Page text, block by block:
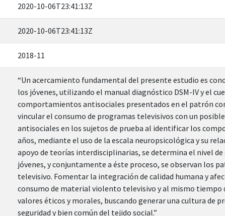
2020-10-06T23:41:13Z
2020-10-06T23:41:13Z
2018-11
“Un acercamiento fundamental del presente estudio es
los jóvenes, utilizando el manual diagnóstico DSM-IV y el
comportamientos antisociales presentados en el patrón
vincular el consumo de programas televisivos con un
antisociales en los sujetos de prueba al identificar los
años, mediante el uso de la escala neuropsicológica y su
apoyo de teorías interdisciplinarias, se determina el nivel
jóvenes, y conjuntamente a éste proceso, se observan los
televisivo. Fomentar la integración de calidad humana y
consumo de material violento televisivo y al mismo
valores éticos y morales, buscando generar una cultura de
seguridad y bien común del tejido social.”